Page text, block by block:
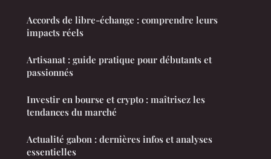
Accords de libre-échange : comprendre leurs
impacts réels
Artisanat : guide pratique pour débutants et
passionnés
Investir en bourse et crypto : maîtrisez les
tendances du marché
Actualité gabon : dernières infos et analyses
essentielles